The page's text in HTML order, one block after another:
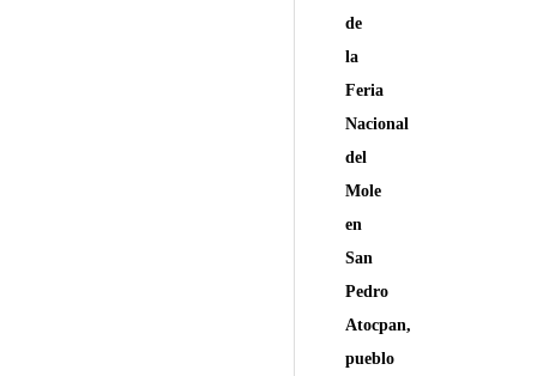
de
la
Feria
Nacional
del
Mole
en
San
Pedro
Atocpan,
pueblo